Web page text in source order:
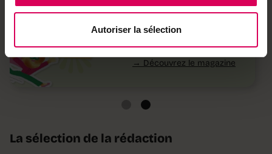
Autoriser la sélection
Le magazine
romand des 7 à 12
Découvrez le magazine
La sélection de la rédaction